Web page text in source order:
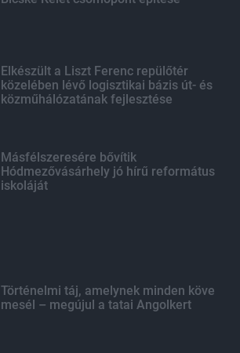
Elkészült a Liszt Ferenc repülőtér
közelében lévő logisztikai bázis út- és
közműhálózatának fejlesztése
Másfélszeresére bővítik
Hódmezővásárhely jó hírű református
iskoláját
Történelmi táj, amelynek minden köve
mesél – megújul a tatai Angolkert